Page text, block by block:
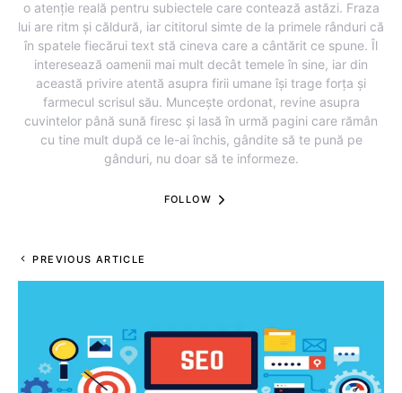
o atenție reală pentru subiectele care contează astăzi. Fraza
lui are ritm și căldură, iar cititorul simte de la primele rânduri că
în spatele fiecărui text stă cineva care a cântărit ce spune. Îl
interesează oamenii mai mult decât temele în sine, iar din
această privire atentă asupra firii umane își trage forța și
farmecul scrisul său. Muncește ordonat, revine asupra
cuvintelor până sună firesc și lasă în urmă pagini care rămân
cu tine mult după ce le-ai închis, gândite să te pună pe
gânduri, nu doar să te informeze.
FOLLOW
PREVIOUS ARTICLE